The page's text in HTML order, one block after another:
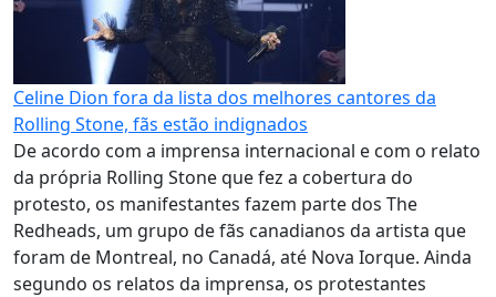
Celine Dion fora da lista dos melhores cantores da
Rolling Stone, fãs estão indignados
De acordo com a imprensa internacional e com o relato
da própria Rolling Stone que fez a cobertura do
protesto, os manifestantes fazem parte dos The
Redheads, um grupo de fãs canadianos da artista que
foram de Montreal, no Canadá, até Nova Iorque. Ainda
segundo os relatos da imprensa, os protestantes